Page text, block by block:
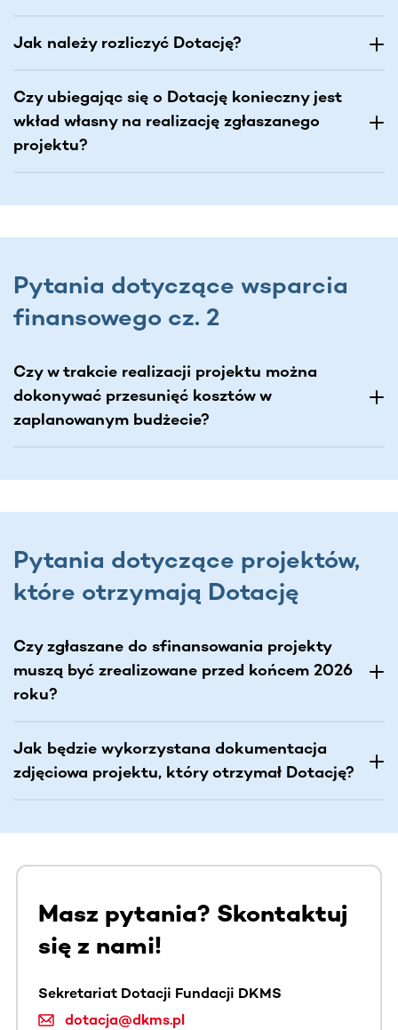
Jak należy rozliczyć Dotację?
Czy ubiegając się o Dotację konieczny jest
wkład własny na realizację zgłaszanego
projektu?
Pytania dotyczące wsparcia
finansowego cz. 2
Czy w trakcie realizacji projektu można
dokonywać przesunięć kosztów w
zaplanowanym budżecie?
Pytania dotyczące projektów,
które otrzymają Dotację
Czy zgłaszane do sfinansowania projekty
muszą być zrealizowane przed końcem 2026
roku?
Jak będzie wykorzystana dokumentacja
zdjęciowa projektu, który otrzymał Dotację?
Masz pytania? Skontaktuj
się z nami!
Sekretariat Dotacji Fundacji DKMS
dotacja@dkms.pl